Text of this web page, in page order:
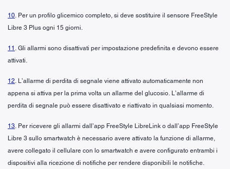
10. Per un profilo glicemico completo, si deve sostituire il sensore FreeStyle
Libre 3 Plus ogni 15 giorni.
11 . Gli allarmi sono disattivati per impostazione predefinita e devono essere
attivati.
12. L’allarme di perdita di segnale viene attivato automaticamente non
appena si attiva per la prima volta un allarme del glucosio. L’allarme di
perdita di segnale può essere disattivato e riattivato in qualsiasi momento.
13. Per ricevere gli allarmi dall’app FreeStyle LibreLink o dall’app FreeStyle
Libre 3 sullo smartwatch è necessario avere attivato la funzione di allarme,
avere collegato il cellulare con lo smartwatch e avere configurato entrambi i
dispositivi alla ricezione di notifiche per rendere disponibili le notifiche.